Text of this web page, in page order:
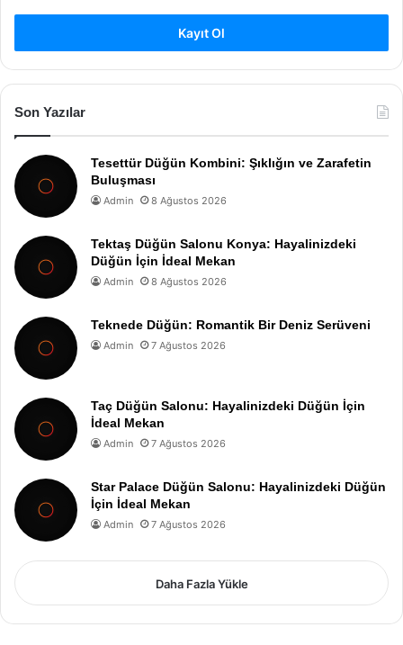
Kayıt Ol
Son Yazılar
Tesettür Düğün Kombini: Şıklığın ve Zarafetin
Buluşması
Admin 8 Ağustos 2026
Tektaş Düğün Salonu Konya: Hayalinizdeki
Düğün İçin İdeal Mekan
Admin 8 Ağustos 2026
Teknede Düğün: Romantik Bir Deniz Serüveni
Admin 7 Ağustos 2026
Taç Düğün Salonu: Hayalinizdeki Düğün İçin
İdeal Mekan
Admin 7 Ağustos 2026
Star Palace Düğün Salonu: Hayalinizdeki Düğün
İçin İdeal Mekan
Admin 7 Ağustos 2026
Daha Fazla Yükle